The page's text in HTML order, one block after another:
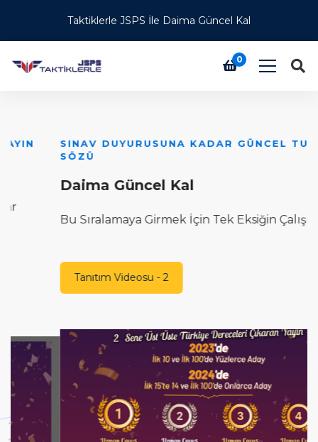
Taktiklerle JSPS İle Daima Güncel Kal
0
SINAV DUYURUSUNA KADAR GÜNCEL TUTMA
Daima Güncel Kal
Bu Sıralamaya Girmek İçin Tek Eksiğin Çalışmamak
Tanıtım Videosu - 2